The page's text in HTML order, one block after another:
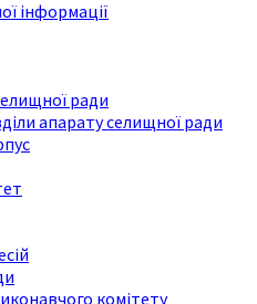
інформації
ради
апарату селищної ради
комітету